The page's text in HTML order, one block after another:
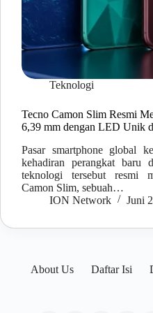
Teknologi
Tecno Camon Slim Resmi
6,39 mm dengan LED Unik
Pasar smartphone global
kehadiran perangkat baru
teknologi tersebut resmi
Camon Slim, sebuah…
ION Network
Juni
About Us Daftar Isi